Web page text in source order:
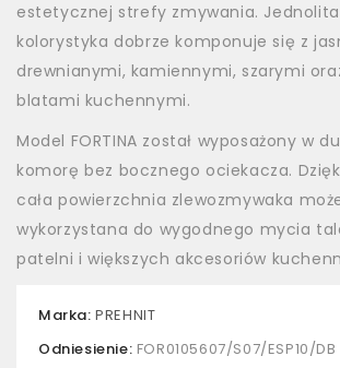
estetycznej strefy zmywania.
kolorystyka dobrze komponuje się z
drewnianymi, kamiennymi, szarymi
blatami kuchennymi.
Model FORTINA został wyposażony w
komorę bez bocznego ociekacza.
cała powierzchnia zlewozmywaka
wykorzystana do wygodnego mycia
patelni i większych akcesoriów
Marka: PREHNIT
Odniesienie: FOR0105607/S07/ESP10/DB